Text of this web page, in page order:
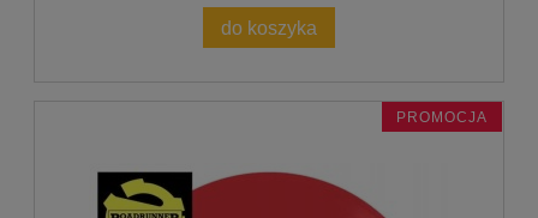
do koszyka
PROMOCJA